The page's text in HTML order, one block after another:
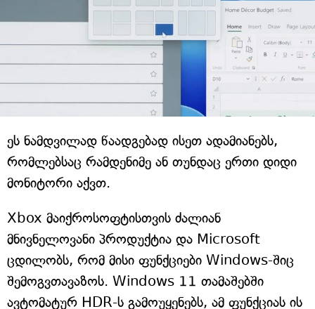
ეს ნამდვილად წაადგებად ისეთ ადამიანებს,
რომლებსაც რამდენიმე ან თუნდაც ერთი დიდი
მონიტორი აქვთ.
Xbox მაიქროსოფტისთვის ძალიან
მნივნელოვანი პროდუქტია და Microsoft
ცდილობს, რომ მისი ფუნქციები Windows-შიც
შემოგვთავაზოს. Windows 11 თამაშებში
ავტომატურ HDR-ს გამოუყენებს, ამ ფუნქციას ის